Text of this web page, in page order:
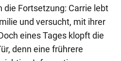
die Fortsetzung: Carrie lebt
und versucht, mit ihrer
eines Tages klopft die
denn eine frührere